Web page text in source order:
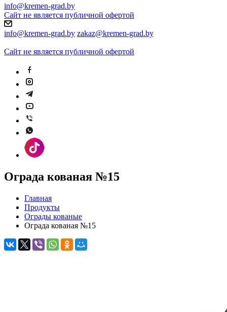
info@kremen-grad.by
Сайт не является публичной офертой
info@kremen-grad.by zakaz@kremen-grad.by
Сайт не является публичной офертой
Ограда кованая №15
Главная
Продукты
Ограды кованые
Ограда кованая №15